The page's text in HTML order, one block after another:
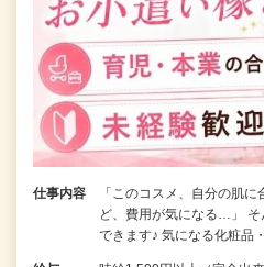
仕事内容
「このコスメ、自分の肌
ど、費用が気になる…」
できます♪ 気になる化粧品